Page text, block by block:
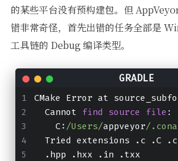
的某些平台没有预构建包。但
错非常奇怪，首先出错的任务全部是
工具链的 Debug 编译类型。
CMake Error at
  Cannot
find source file :
    C:
/Users/appveyor/
Tried extensions .c .C
  .hpp .hxx .in .txx